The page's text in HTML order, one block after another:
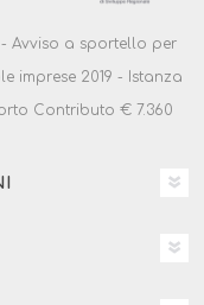
- Avviso a sportello per
imprese 2019 - Istanza
Contributo € 7.360